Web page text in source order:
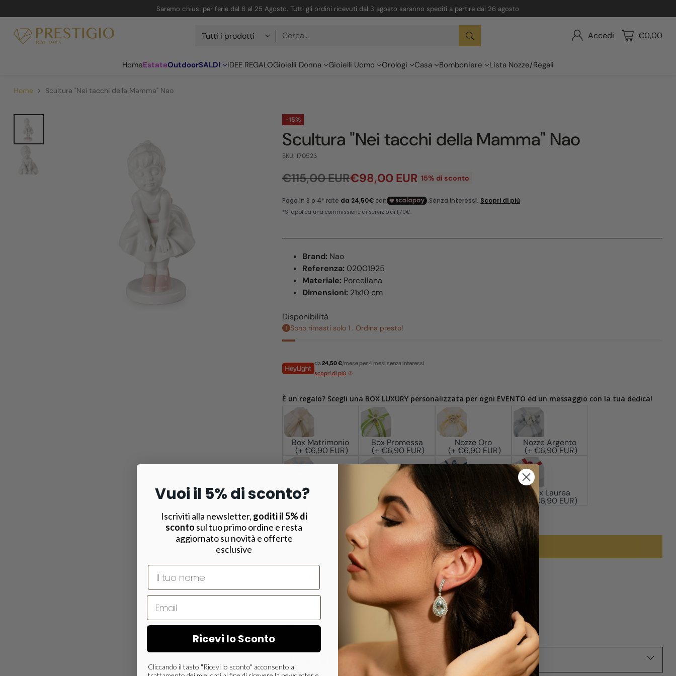
Cerca… Accedi €0,00
HomeEstateOutdoorSALDI IDEE REGALOGioielli Donna Gioielli Uomo Orologi Casa Bomboniere Lista Nozze/Regali
Saremo chiusi per ferie dal 6 al 25 Agosto. Tutti gli ordini ricevuti dal 3 agosto saranno spediti a partire dal 26 agosto
Home Scultura "Nei tacchi della Mamma" Nao
-15%
Scultura "Nei tacchi della Mamma" Nao
SKU: 170523
Prezzo
di
listino
€115,00 EUR€98,00 EUR 15% di sconto
Brand: Nao
Referenza: 02001925
Materiale: Porcellana
Dimensioni: 21x10 cm
Disponibilità
Sono rimasti solo 1 . Ordina presto!
da24,50 €/mese per 4 mesi senza interessi
scopri di più
È un regalo? Scegli una BOX LUXURY personalizzata per ogni EVENTO ed un messaggio con la tua dedica!
Box Matrimonio
(+ €6,90 EUR)
Box Promessa
(+ €6,90 EUR)
Nozze Oro
(+ €6,90 EUR)
Nozze Argento
(+ €6,90 EUR)
Box Nascita-
Battesimo (M)
Box Nascita-
Battesimo (F)
(+ €6,90 EUR)
Box Uomo
(+ €6,90 EUR)
Box Laurea
(+ €6,90 EUR)
Quantità
Aggiungi al carrello
Ritiro disponibile presso la sede PRESTIGIO
Disponibile, Di solito pronto in 24 ore
Visualizza i dettagli del negozio
Imposte incluse. Spese di spedizione calcolate al check-out.
Vuoi il 5% di sconto?
Iscriviti alla newsletter, goditi il 5% di
sconto sul tuo primo ordine e resta
aggiornato su novità e offerte
esclusive
Nome
Ricevi lo Sconto
Cliccando il tasto "Ricevi lo sconto" acconsento al